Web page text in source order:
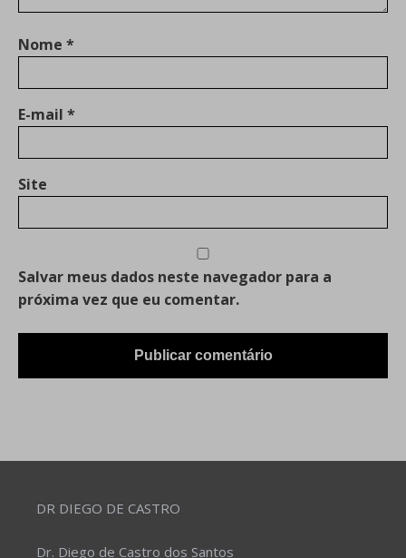
Nome *
E-mail *
Site
Salvar meus dados neste navegador para a
próxima vez que eu comentar.
DR DIEGO DE CASTRO
Dr. Diego de Castro dos Santos